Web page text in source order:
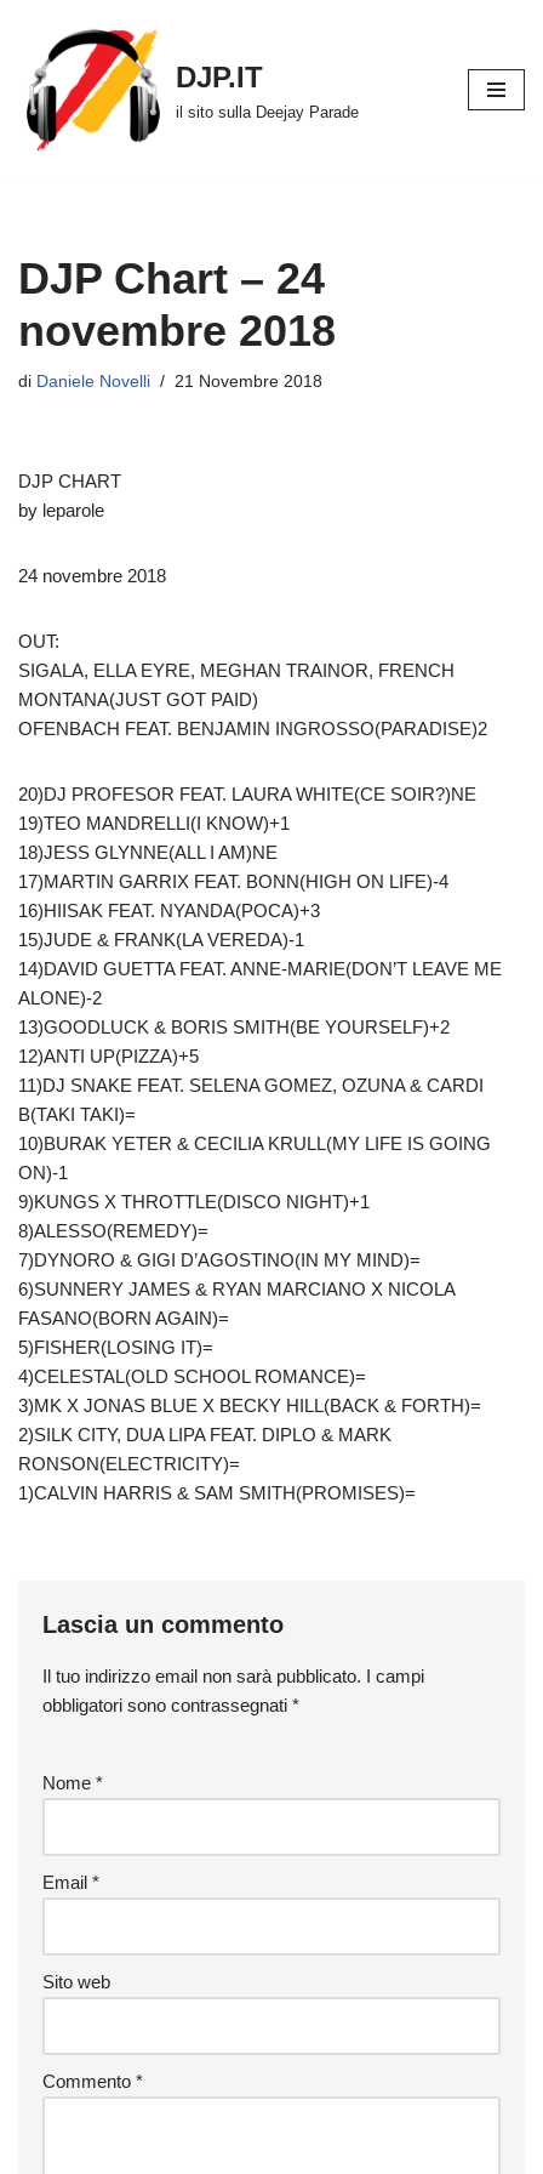
Vai
al
contenuto
DJP.IT
il sito sulla Deejay Parade
DJP Chart – 24
novembre 2018
di Daniele Novelli 21 Novembre 2018
DJP CHART
by leparole
24 novembre 2018
OUT:
SIGALA, ELLA EYRE, MEGHAN TRAINOR, FRENCH
MONTANA(JUST GOT PAID)
OFENBACH FEAT. BENJAMIN INGROSSO(PARADISE)2
20)DJ PROFESOR FEAT. LAURA WHITE(CE SOIR?)NE
19)TEO MANDRELLI(I KNOW)+1
18)JESS GLYNNE(ALL I AM)NE
17)MARTIN GARRIX FEAT. BONN(HIGH ON LIFE)-4
16)HIISAK FEAT. NYANDA(POCA)+3
15)JUDE & FRANK(LA VEREDA)-1
14)DAVID GUETTA FEAT. ANNE-MARIE(DON’T LEAVE ME
ALONE)-2
13)GOODLUCK & BORIS SMITH(BE YOURSELF)+2
12)ANTI UP(PIZZA)+5
11)DJ SNAKE FEAT. SELENA GOMEZ, OZUNA & CARDI
B(TAKI TAKI)=
10)BURAK YETER & CECILIA KRULL(MY LIFE IS GOING
ON)-1
9)KUNGS X THROTTLE(DISCO NIGHT)+1
8)ALESSO(REMEDY)=
7)DYNORO & GIGI D’AGOSTINO(IN MY MIND)=
6)SUNNERY JAMES & RYAN MARCIANO X NICOLA
FASANO(BORN AGAIN)=
5)FISHER(LOSING IT)=
4)CELESTAL(OLD SCHOOL ROMANCE)=
3)MK X JONAS BLUE X BECKY HILL(BACK & FORTH)=
2)SILK CITY, DUA LIPA FEAT. DIPLO & MARK
RONSON(ELECTRICITY)=
1)CALVIN HARRIS & SAM SMITH(PROMISES)=
Lascia un commento
Il tuo indirizzo email non sarà pubblicato. I campi
obbligatori sono contrassegnati *
Nome *
Email *
Sito web
Commento *